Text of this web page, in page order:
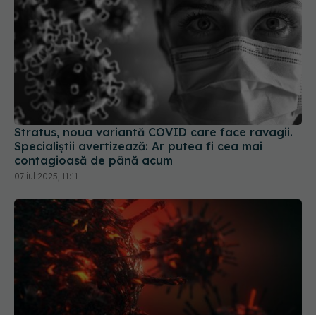
Stratus, noua variantă COVID care face ravagii.
Specialiștii avertizează: Ar putea fi cea mai
contagioasă de până acum
07 iul 2025, 11:11